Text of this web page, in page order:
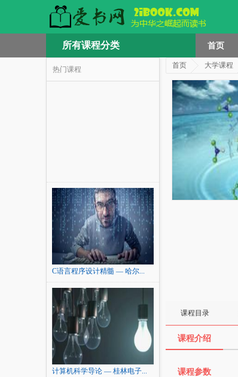
所有课程分类 首页
热门课程
C语言程序设计精髓 — 哈尔...
计算机科学导论 — 桂林电子...
首页 大学课程
课程目录
课程介绍
课程参数